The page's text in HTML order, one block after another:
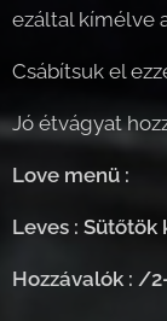
ezáltal kímélve
Csábítsuk el
Jó étvágyat
Love menü :
Leves : Sütőtök
Hozzávalók : /